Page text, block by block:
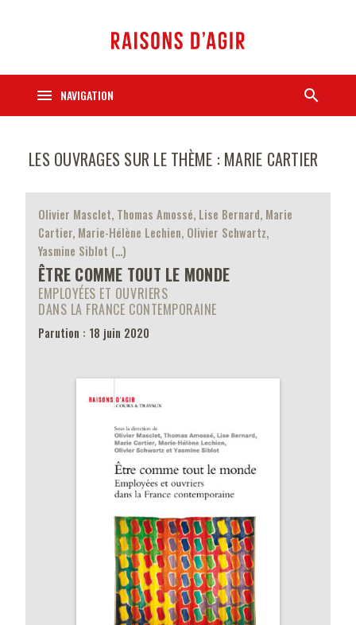
menu NAVIGATION search
LES OUVRAGES SUR LE THÈME : MARIE CARTIER
Olivier Masclet, Thomas Amossé, Lise Bernard, Marie
Cartier, Marie-Hélène Lechien, Olivier Schwartz,
Yasmine Siblot (…)
ÊTRE COMME TOUT LE MONDE
EMPLOYÉES ET OUVRIERS
DANS LA FRANCE CONTEMPORAINE
Parution : 18 juin 2020